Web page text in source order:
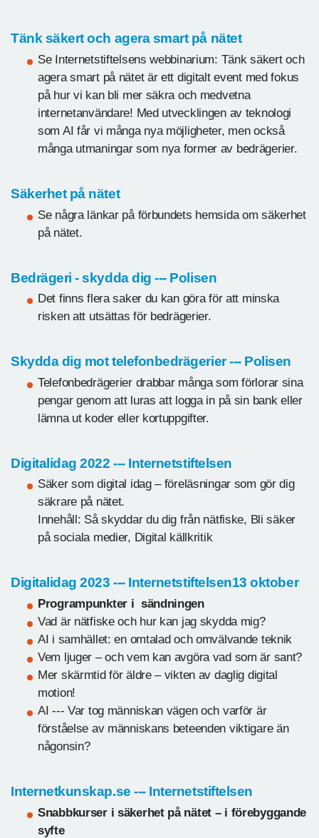
Tänk säkert och agera smart på nätet
Se Internetstiftelsens webbinarium: Tänk säkert och
agera smart på nätet är ett digitalt event med fokus
på hur vi kan bli mer säkra och medvetna
internetanvändare! Med utvecklingen av teknologi
som AI får vi många nya möjligheter, men också
många utmaningar som nya former av bedrägerier.
Säkerhet på nätet
Se några länkar på förbundets hemsida om säkerhet
på nätet.
Bedrägeri - skydda dig --- Polisen
Det finns flera saker du kan göra för att minska
risken att utsättas för bedrägerier.
Skydda dig mot telefonbedrägerier --- Polisen
Telefonbedrägerier drabbar många som förlorar sina
pengar genom att luras att logga in på sin bank eller
lämna ut koder eller kortuppgifter.
Digitalidag 2022 --- Internetstiftelsen
Säker som digital idag – föreläsningar som gör dig
säkrare på nätet.
Innehåll: Så skyddar du dig från nätfiske, Bli säker
på sociala medier, Digital källkritik
Digitalidag 2023 --- Internetstiftelsen13 oktober
Programpunkter i sändningen
Vad är nätfiske och hur kan jag skydda mig?
AI i samhället: en omtalad och omvälvande teknik
Vem ljuger – och vem kan avgöra vad som är sant?
Mer skärmtid för äldre – vikten av daglig digital
motion!
AI --- Var tog människan vägen och varför är
förståelse av människans beteenden viktigare än
någonsin?
Internetkunskap.se --- Internetstiftelsen
Snabbkurser i säkerhet på nätet – i förebyggande
syfte